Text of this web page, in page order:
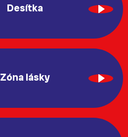
Desítka
Zóna lásky